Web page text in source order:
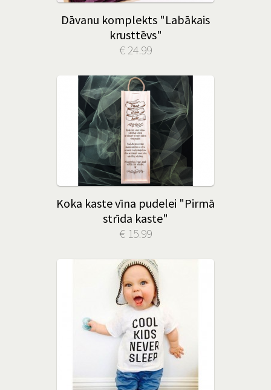
Dāvanu komplekts "Labākais
krusttēvs"
€ 24.99
Koka kaste vīna pudelei "Pirmā
strīda kaste"
€ 15.99